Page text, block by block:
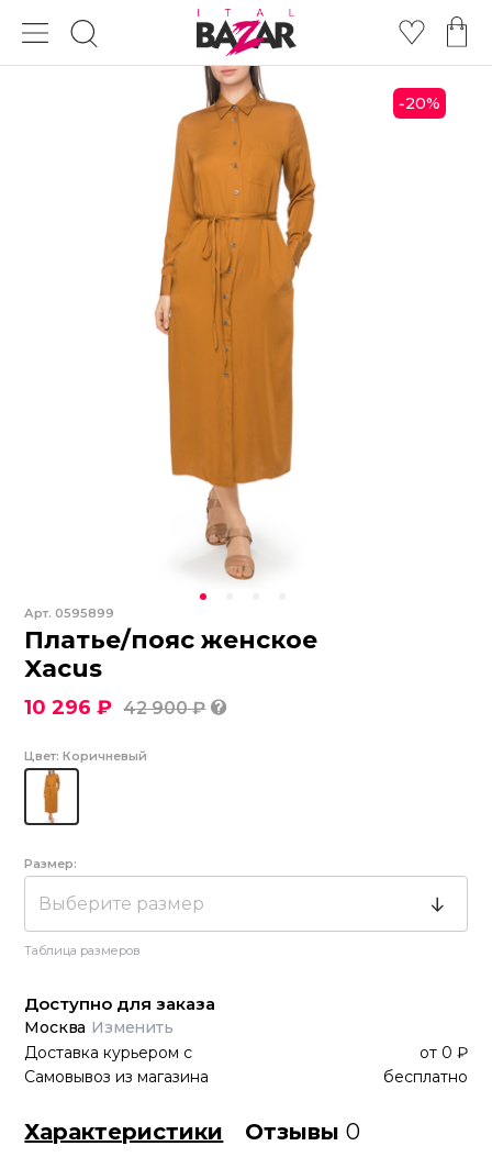
-20%
Арт.0595899
Платье/пояс женское
Xacus
10 296 ₽ 42 900 ₽
Цвет: Коричневый
Размер:
Выберите размер
Таблица размеров
Доступно для заказа
Москва Изменить
Доставка курьером с от 0 ₽
Самовывоз из магазина
бесплатно
Характеристики Отзывы0